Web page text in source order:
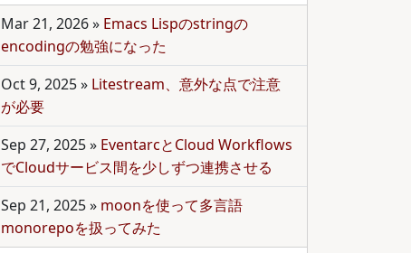
Mar 21, 2026» Emacs Lispのstringの
encodingの勉強になった
Oct 9, 2025» Litestream、意外な点で注意
が必要
Sep 27, 2025» EventarcとCloud Workflows
でCloudサービス間を少しずつ連携させる
Sep 21, 2025» moonを使って多言語
monorepoを扱ってみた